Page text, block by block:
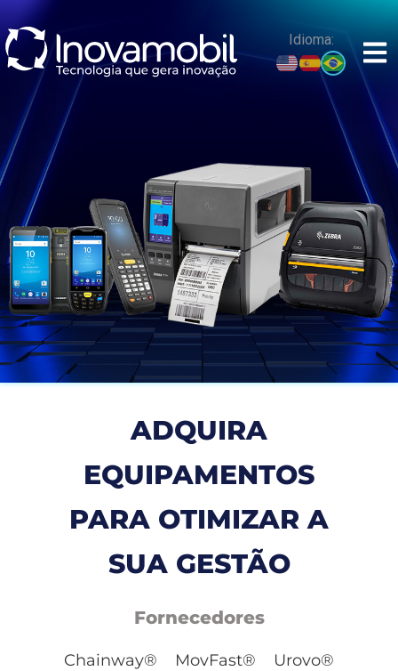
conteúdo
Idioma:
ADQUIRA
EQUIPAMENTOS
PARA OTIMIZAR A
SUA GESTÃO
Fornecedores
Chainway® MovFast® Urovo®